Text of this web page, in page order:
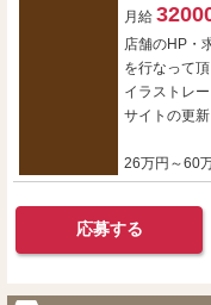
月給
店舗のHP・
を行なって頂
イラストレ
サイトの更
26万円～60
応募する